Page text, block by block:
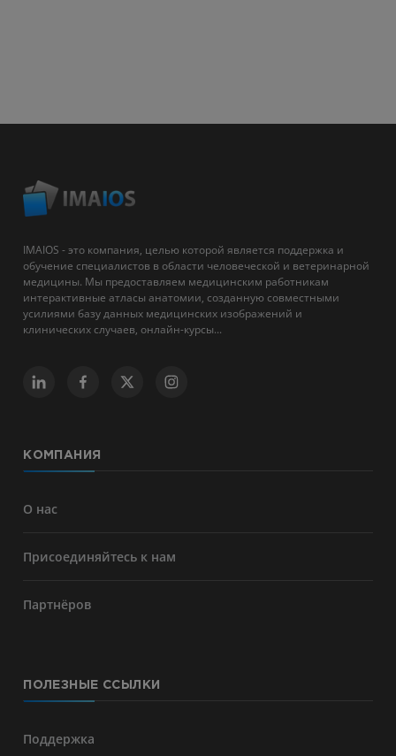
IMAIOS - это компания, целью которой является поддержка и
обучение специалистов в области человеческой и ветеринарной
медицины. Мы предоставляем медицинским работникам
интерактивные атласы анатомии, созданную совместными
усилиями базу данных медицинских изображений и
клинических случаев, онлайн-курсы...
КОМПАНИЯ
О нас
Присоединяйтесь к нам
Партнёров
ПОЛЕЗНЫЕ ССЫЛКИ
Поддержка